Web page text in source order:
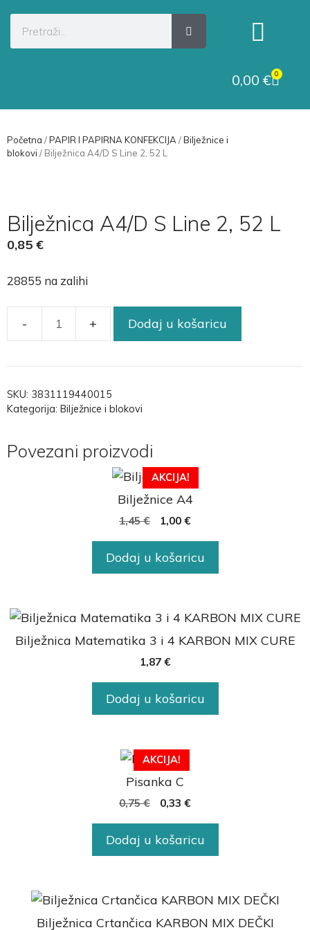
0,00 € 0
Početna /PAPIR I PAPIRNA KONFEKCIJA /Bilježnice i
blokovi / Bilježnica A4/D S Line 2, 52 L
Bilježnica A4/D S Line 2, 52 L
0,85 €
28855 na zalihi
Dodaj u košaricu
SKU: 3831119440015
Kategorija: Bilježnice i blokovi
Povezani proizvodi
AKCIJA!
Bilježnice A4
1,45€ 1,00 €
Dodaj u košaricu
Bilježnica Matematika 3 i 4 KARBON MIX CURE
1,87 €
Dodaj u košaricu
AKCIJA!
Pisanka C
0,75€ 0,33 €
Dodaj u košaricu
Bilježnica Crtančica KARBON MIX DEČKI